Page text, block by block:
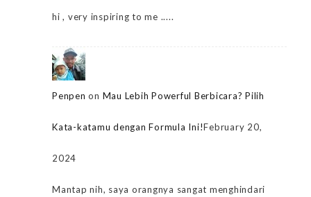
hi , very inspiring to me .....
Penpen on Mau Lebih Powerful Berbicara? Pilih
Kata-katamu dengan Formula Ini!February 20,
2024
Mantap nih, saya orangnya sangat menghindari